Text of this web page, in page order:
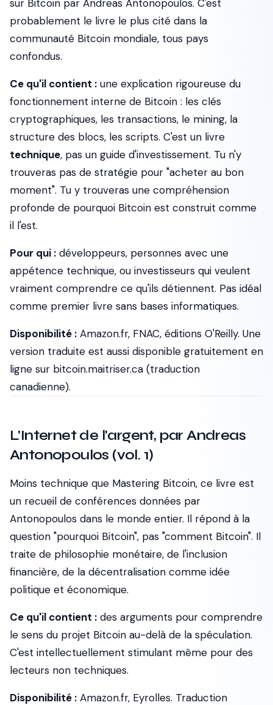
sur Bitcoin par Andreas Antonopoulos. C'est
probablement le livre le plus cité dans la
communauté Bitcoin mondiale, tous pays
confondus.
Ce qu'il contient : une explication rigoureuse du
fonctionnement interne de Bitcoin : les clés
cryptographiques, les transactions, le mining, la
structure des blocs, les scripts. C'est un livre
technique, pas un guide d'investissement. Tu n'y
trouveras pas de stratégie pour "acheter au bon
moment". Tu y trouveras une compréhension
profonde de pourquoi Bitcoin est construit comme
il l'est.
Pour qui : développeurs, personnes avec une
appétence technique, ou investisseurs qui veulent
vraiment comprendre ce qu'ils détiennent. Pas idéal
comme premier livre sans bases informatiques.
Disponibilité : Amazon.fr, FNAC, éditions O'Reilly. Une
version traduite est aussi disponible gratuitement en
ligne sur bitcoin.maitriser.ca (traduction
canadienne).
L'Internet de l'argent, par Andreas
Antonopoulos (vol. 1)
Moins technique que Mastering Bitcoin, ce livre est
un recueil de conférences données par
Antonopoulos dans le monde entier. Il répond à la
question "pourquoi Bitcoin", pas "comment Bitcoin". Il
traite de philosophie monétaire, de l'inclusion
financière, de la décentralisation comme idée
politique et économique.
Ce qu'il contient : des arguments pour comprendre
le sens du projet Bitcoin au-delà de la spéculation.
C'est intellectuellement stimulant même pour des
lecteurs non techniques.
Disponibilité : Amazon.fr, Eyrolles. Traduction